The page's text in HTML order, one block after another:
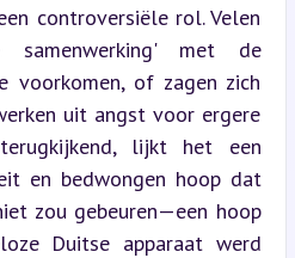
controversiële rol. Velen
samenwerking' met de
voorkomen, of zagen zich
uit angst voor ergere
terugkijkend, lijkt het een
en bedwongen hoop dat
zou gebeuren—een hoop
Duitse apparaat werd